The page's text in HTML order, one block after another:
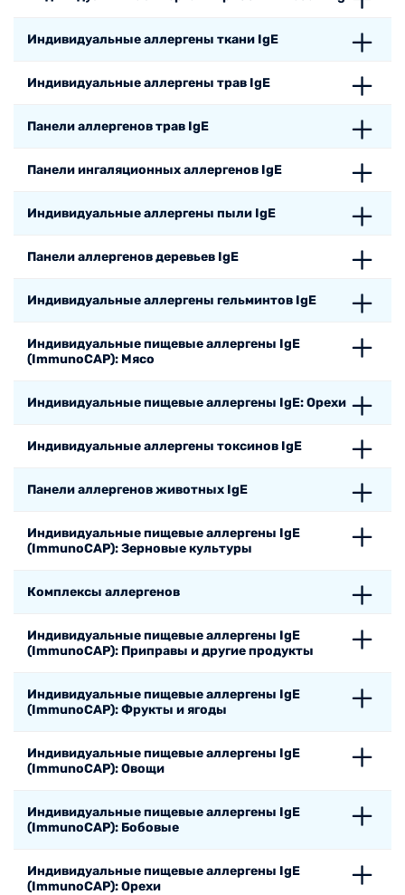
Индивидуальные аллергены ткани IgE
Индивидуальные аллергены трав IgE
Панели аллергенов трав IgE
Панели ингаляционных аллергенов IgE
Индивидуальные аллергены пыли IgE
Панели аллергенов деревьев IgE
Индивидуальные аллергены гельминтов IgE
Индивидуальные пищевые аллергены IgE
(ImmunoCAP): Мясо
Индивидуальные пищевые аллергены IgE: Орехи
Индивидуальные аллергены токсинов IgE
Панели аллергенов животных IgE
Индивидуальные пищевые аллергены IgE
(ImmunoCAP): Зерновые культуры
Комплексы аллергенов
Индивидуальные пищевые аллергены IgE
(ImmunoCAP): Приправы и другие продукты
Индивидуальные пищевые аллергены IgE
(ImmunoCAP): Фрукты и ягоды
Индивидуальные пищевые аллергены IgE
(ImmunoCAP): Овощи
Индивидуальные пищевые аллергены IgE
(ImmunoCAP): Бобовые
Индивидуальные пищевые аллергены IgE
(ImmunoCAP): Орехи